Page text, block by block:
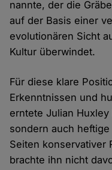
nannte, der die
auf der Basis einer
evolutionären Sicht
Kultur überwindet.
Für diese klare
Erkenntnissen und
erntete Julian
sondern auch
Seiten konservativer
brachte ihn nicht